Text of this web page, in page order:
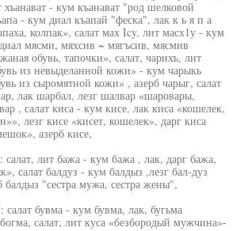
хъанават - кум къанават "род шелковой
- кум диал къапай "феска", лак к ь я п а
колпак», салат мах Icy, лит масх1у - кум
мясми, мяхсив ~ мягъсив, мясмив
обувь, тапочки», салат, чарихъ, лит
из невыделанной кожи» - кум чарыкь
из сыромятной кожи» , азерб чарыг, салат
лак шарбал, лезг шалвар «шаровары,
, салат киса - кум кисе, лак киса «кошелек,
лезг кисе «кисет, кошелек», дарг киса
азерб кисе,
салат, лит бажа - кум бажа , лак, дарг бажа,
салат балдуз - кум балдыз ,лезг бал-дуз
балдыз "сестра мужа, сестра жены",
салат бувма - кум бувма, лак, бугьма
салат, лит куса «безбородый мужчина»-